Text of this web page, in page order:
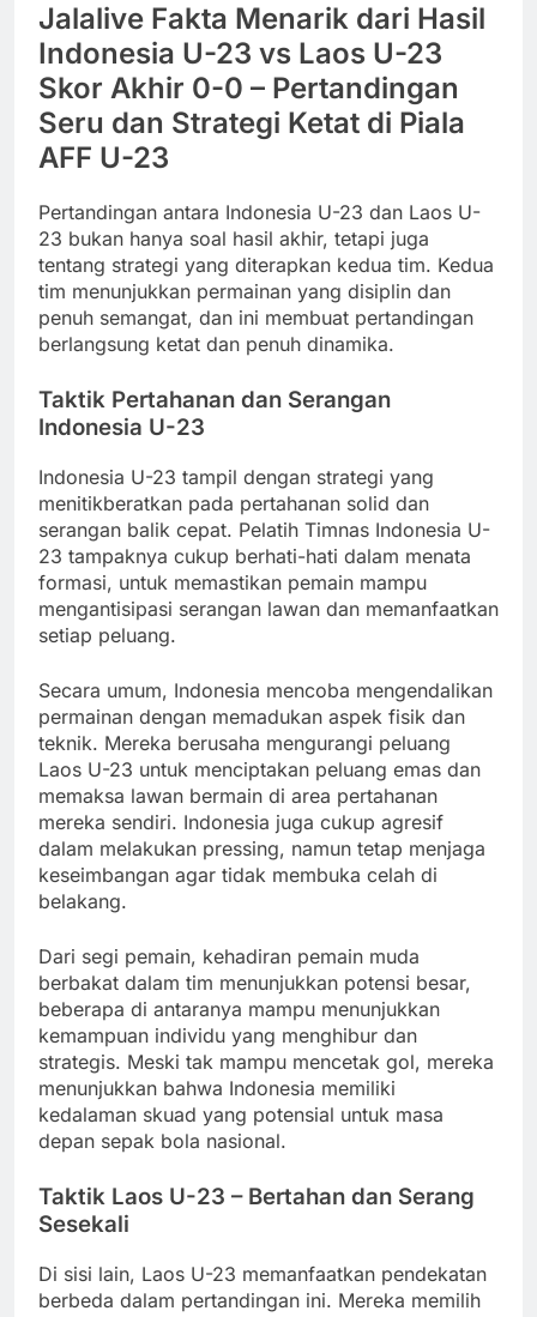
Jalalive Fakta Menarik dari Hasil
Indonesia U-23 vs Laos U-23
Skor Akhir 0-0 – Pertandingan
Seru dan Strategi Ketat di Piala
AFF U-23
Pertandingan antara Indonesia U-23 dan Laos U-
23 bukan hanya soal hasil akhir, tetapi juga
tentang strategi yang diterapkan kedua tim. Kedua
tim menunjukkan permainan yang disiplin dan
penuh semangat, dan ini membuat pertandingan
berlangsung ketat dan penuh dinamika.
Taktik Pertahanan dan Serangan
Indonesia U-23
Indonesia U-23 tampil dengan strategi yang
menitikberatkan pada pertahanan solid dan
serangan balik cepat. Pelatih Timnas Indonesia U-
23 tampaknya cukup berhati-hati dalam menata
formasi, untuk memastikan pemain mampu
mengantisipasi serangan lawan dan memanfaatkan
setiap peluang.
Secara umum, Indonesia mencoba mengendalikan
permainan dengan memadukan aspek fisik dan
teknik. Mereka berusaha mengurangi peluang
Laos U-23 untuk menciptakan peluang emas dan
memaksa lawan bermain di area pertahanan
mereka sendiri. Indonesia juga cukup agresif
dalam melakukan pressing, namun tetap menjaga
keseimbangan agar tidak membuka celah di
belakang.
Dari segi pemain, kehadiran pemain muda
berbakat dalam tim menunjukkan potensi besar,
beberapa di antaranya mampu menunjukkan
kemampuan individu yang menghibur dan
strategis. Meski tak mampu mencetak gol, mereka
menunjukkan bahwa Indonesia memiliki
kedalaman skuad yang potensial untuk masa
depan sepak bola nasional.
Taktik Laos U-23 – Bertahan dan Serang
Sesekali
Di sisi lain, Laos U-23 memanfaatkan pendekatan
berbeda dalam pertandingan ini. Mereka memilih